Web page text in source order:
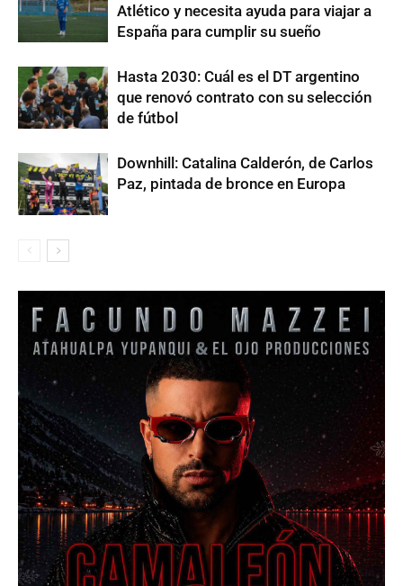
Atlético y necesita ayuda para viajar a
España para cumplir su sueño
Hasta 2030: Cuál es el DT argentino
que renovó contrato con su selección
de fútbol
Downhill: Catalina Calderón, de Carlos
Paz, pintada de bronce en Europa